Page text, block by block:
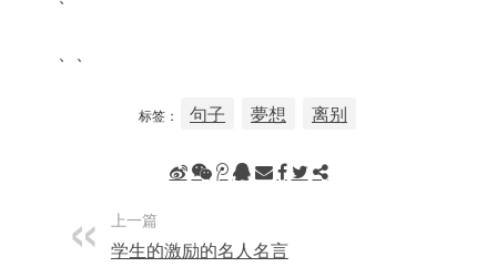
标签： 句子 夢想 离别
上一篇
学生的激励的名人名言